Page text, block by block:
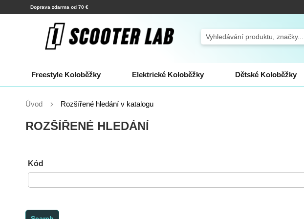
Přejít
na
Doprava zdarma od 70 €
Search
Freestyle Koloběžky Elektrické Koloběžky Dětské Koloběžky
Úvod Rozšířené hledání v katalogu
ROZŠÍŘENÉ HLEDÁNÍ
Hodnoty
parametrů
produktů
Kód